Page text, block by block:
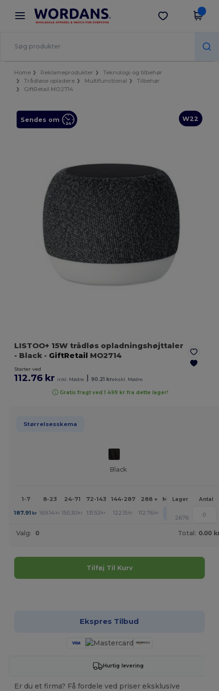
× Wordans-app
Bedre priser i appen!
Hent app
Home Reklameprodukter
Teknologi og tilbehør
Trådløse opladere
Multifunctional
Tilbehør
GiftRetail MO2714
W22
Sendes om
LISTOO+ 15W trådløs opladningshøjttaler
- Black - GiftRetail MO2714
Starter ved
112.76 kr inkl. Mødre 90.21 krekskl. Mødre
Gratis fragt ved 1 499 kr fra dette lager!
Størrelsesskema
Black
1-7 8-23 24-71 72-143 144-287 288 + MereLager Antal
187.91 kr 169.14 kr 150.30 kr 131.53 kr 122.15 kr 112.76 kr
2676
Valg: 0 Total: 0.00
Tilføj Til Kurv
Ekspres Tilbud
Hurtig levering
Er du et firma? Få fordele ved priser eksklusive